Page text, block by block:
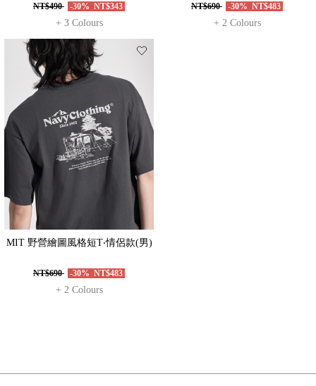
NT$490 -30% NT$343
+ 3 Colours
NT$690 -30% NT$483
+ 2 Colours
MIT 野營繪圖風格短T‧情侶款(男)
NT$690 -30% NT$483
+ 2 Colours